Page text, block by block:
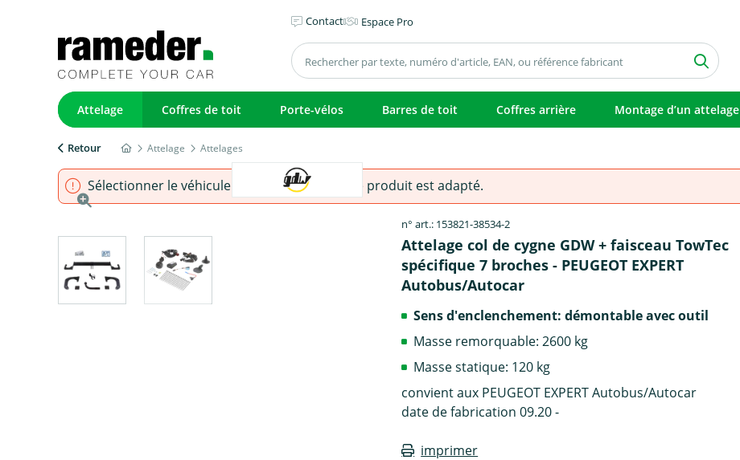
Contact Espace Pro
Attelage Coffres de toit Porte-vélos Barres de toit Coffres arrière Montage d’un attelage
Retour Attelage Attelages
Sélectionner le véhicule pour s'assurer que le produit est adapté.
n° art.: 153821-38534-2
Attelage col de cygne GDW + faisceau TowTec
spécifique 7 broches - PEUGEOT EXPERT
Autobus/Autocar
Sens d'enclenchement: démontable avec outil
Masse remorquable: 2600 kg
Masse statique: 120 kg
convient aux PEUGEOT EXPERT Autobus/Autocar
date de fabrication 09.20 -
imprimer